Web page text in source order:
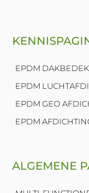
EPDM
EPDM
EPDM GEO
EPDM
ALGEMENE